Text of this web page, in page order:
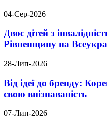
04-Сер-2026
Двоє дітей з
Рівненщину на
28-Лип-2026
Від ідеї до бренду:
свою впізнаваність
07-Лип-2026